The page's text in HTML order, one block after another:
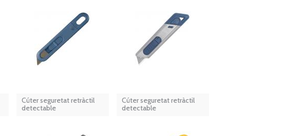
Cúter seguretat retràctil
detectable
Cúter seguretat retràctil
detectable